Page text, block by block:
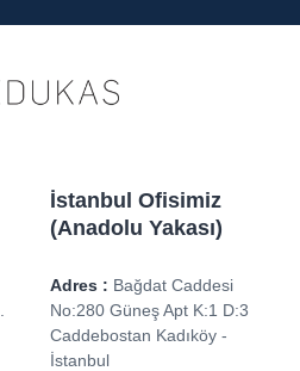
İstanbul Ofisimiz
(Anadolu Yakası)
Adres : Bağdat Caddesi
No:280 Güneş Apt K:1 D:3
Caddebostan Kadıköy -
İstanbul